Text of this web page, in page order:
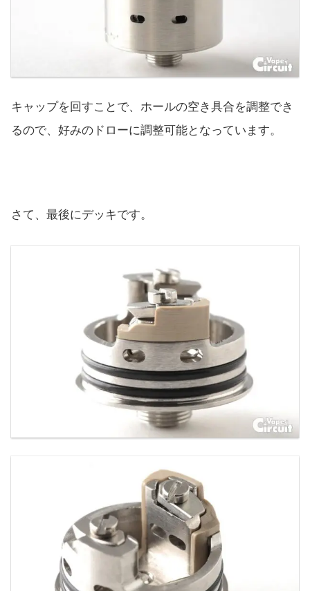
キャップを回すことで、ホールの空き具合を調整でき
るので、好みのドローに調整可能となっています。
さて、最後にデッキです。